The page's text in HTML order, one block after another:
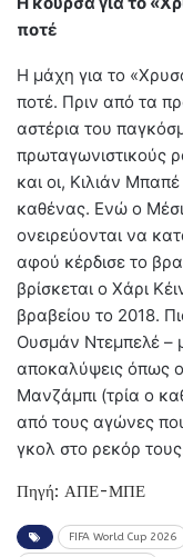
ποτέ
Η μάχη για το
ποτέ. Πριν από τα
αστέρια του
πρωταγωνιστικούς
και οι, Κιλιάν
καθένας. Ενώ ο
ονειρεύονται να
αφού κέρδισε το
βρίσκεται ο Χάρι
βραβείου το 2018.
Ουσμάν Ντεμπελέ –
αποκαλύψεις όπως
Μανζάμπι (τρία ο
από τους αγώνες
γκολ στο ρεκόρ
Πηγή: ΑΠΕ-ΜΠΕ
FIFA World Cup 2026